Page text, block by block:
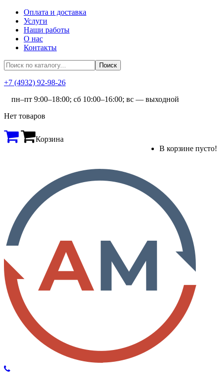
Оплата и доставка
Услуги
Наши работы
О нас
Контакты
+7 (4932) 92-98-26
пн–пт 9:00–18:00; сб 10:00–16:00; вс — выходной
Нет товаров
Корзина
В корзине пусто!